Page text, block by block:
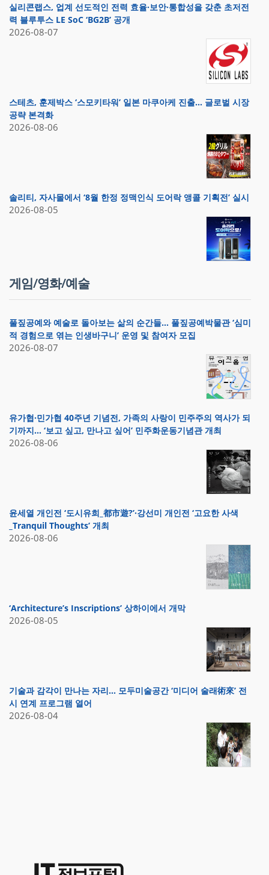
실리콘랩스, 업계 선도적인 전력 효율·보안·통합성을 갖춘 초저전
력 블루투스 LE SoC ‘BG2B’ 공개
2026-08-07
스테츠, 훈제박스 ‘스모키타워’ 일본 마쿠아케 진출… 글로벌 시장
공략 본격화
2026-08-06
솔리티, 자사몰에서 ‘8월 한정 정맥인식 도어락 앵콜 기획전’ 실시
2026-08-05
게임/영화/예술
풀짚공예와 예술로 돌아보는 삶의 순간들… 풀짚공예박물관 ‘심미
적 경험으로 엮는 인생바구니’ 운영 및 참여자 모집
2026-08-07
유가협·민가협 40주년 기념전, 가족의 사랑이 민주주의 역사가 되
기까지… ‘보고 싶고, 만나고 싶어’ 민주화운동기념관 개최
2026-08-06
윤세열 개인전 ‘도시유희_都市遊?’·강선미 개인전 ‘고요한 사색
_Tranquil Thoughts’ 개최
2026-08-06
‘Architecture’s Inscriptions’ 상하이에서 개막
2026-08-05
기술과 감각이 만나는 자리… 모두미술공간 ‘미디어 술래術來’ 전
시 연계 프로그램 열어
2026-08-04